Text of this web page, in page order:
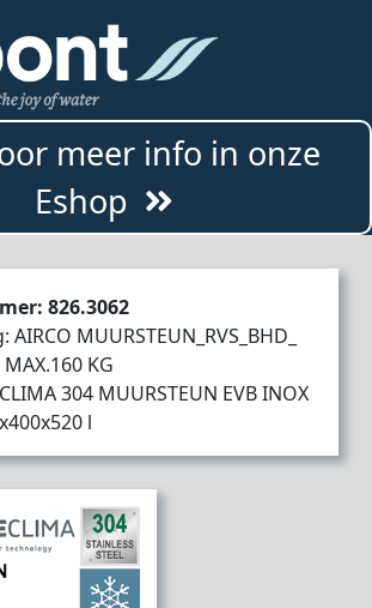
meer info in onze
Eshop
826.3062
MUURSTEUN_RVS_BHD_
KG
304 MUURSTEUN EVB INOX
l